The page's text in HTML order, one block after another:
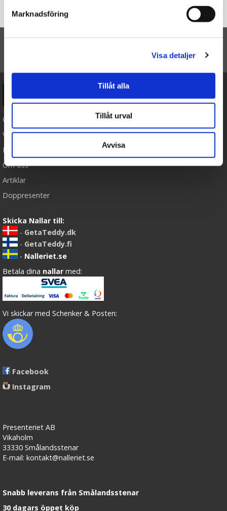
Marknadsföring
Visa detaljer
Tillåt alla
Tillåt urval
Avvisa
Startsidan Duva - Keycraft Living Nature
Cookies
Varumärken
Köpvillkor
Om oss
Artiklar
Doppresenter
Skicka Nallar till:
- GetaTeddy.dk
- GetaTeddy.fi
- Nalleriet.se
Betala dina nallar med:
Vi skickar med Schenker & Posten:
Facebook
Instagram
Presenteriet AB
Vikaholm
33330 Smålandsstenar
E-mail: kontakt@nalleriet.se
Snabb leverans från Smålandsstenar
30 dagars öppet köp